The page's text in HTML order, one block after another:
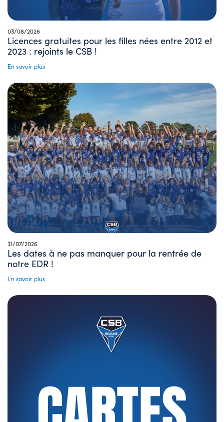
03/08/2026
Licences gratuites pour les filles nées entre 2012 et
2023 : rejoints le CSB !
En savoir plus
31/07/2026
Les dates à ne pas manquer pour la rentrée de
notre EDR !
En savoir plus